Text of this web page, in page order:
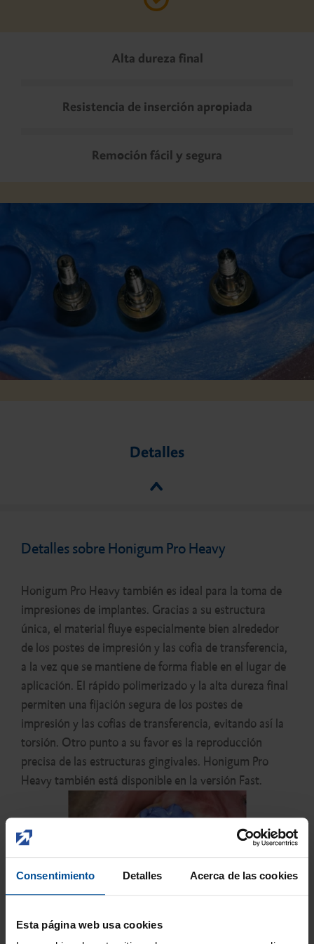
Consentimiento Detalles Acerca de las cookies
Esta página web usa cookies
Alta dureza final
Resistencia de inserción apropiada
Remoción fácil y segura
Detalles
Detalles sobre Honigum Pro Heavy
Honigum Pro Heavy también es ideal para la toma de
impresiones de implantes. Gracias a su estructura
única, el material fluye especialmente bien alrededor
de los postes de impresión y las cofia de transferencia,
a la vez que se mantiene de forma fiable en el lugar de
aplicación. El rápido polimerizado y la alta dureza final
permiten una fijación segura de los postes de
impresión y las cofias de transferencia, evitando así la
torsión. Otro punto a su favor es la reproducción
precisa de las estructuras gingivales. Honigum Pro
Heavy también está disponible en la versión Fast.